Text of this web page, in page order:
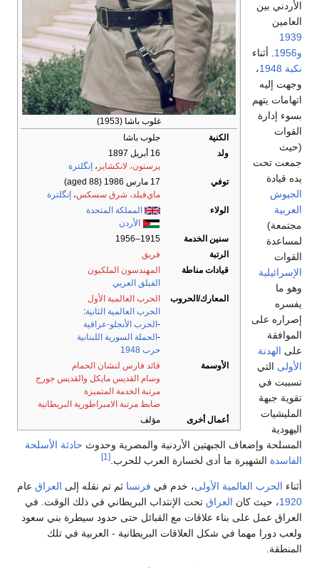
غلوب باشا (1953)
جلوب باشا
پرستون، لانكشاير
17 مارس 1986
(aged 88)
ماي‌فيلد، شرق سسكس
المملكة المتحدة
1915–1956
فريق
المهندسون الملكيون
الفيلق العربي
الحرب العالمية الأول
-الحرب الأنجلو-عراقية
-الحملة السورية اللبنانية
حرب 1948
قائد فارس لنشان الحمام
وسام القديس مايكل والقديس جورج
ضابط مرتبة الامبراطورية البريطانية
مؤلف
الأردنية والمصرية وحدوثحادثة الأسلحة
العرب للحرب.
، خدم فيفرنساثم تم نقله إلىالعراق عام
الإنتداب البريطاني في ذلك الوقت. في
مع القبائل حتى حدود سيطرة بني سعود
البريطانية - العربية في تلك